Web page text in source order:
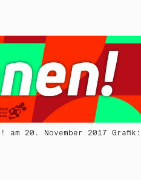
am 20. November 2017 Grafik: